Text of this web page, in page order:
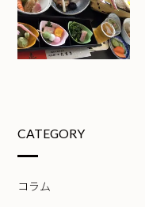
CATEGORY
コラム